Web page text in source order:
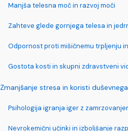
Manjša telesna moč in razvoj moči
Zahteve glede gornjega telesa in
Odpornost proti mišičnemu trpljenju
Gostota kosti in skupni zdravstveni
Zmanjšanje stresa in koristi
Psihologija igranja iger z
Nevrokemični učinki in izboljšanje